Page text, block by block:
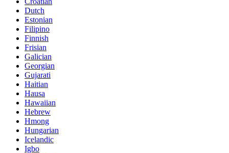
Dutch
Estonian
Filipino
Finnish
Frisian
Galician
Georgian
Gujarati
Haitian
Hausa
Hawaiian
Hebrew
Hmong
Hungarian
Icelandic
Igbo